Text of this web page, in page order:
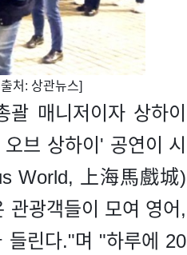
처: 상관뉴스]
매니저이자 상하이
브 상하이' 공연이 시
World, 上海馬戲城)
관광객들이 모여 영어,
들린다."며 "하루에 20